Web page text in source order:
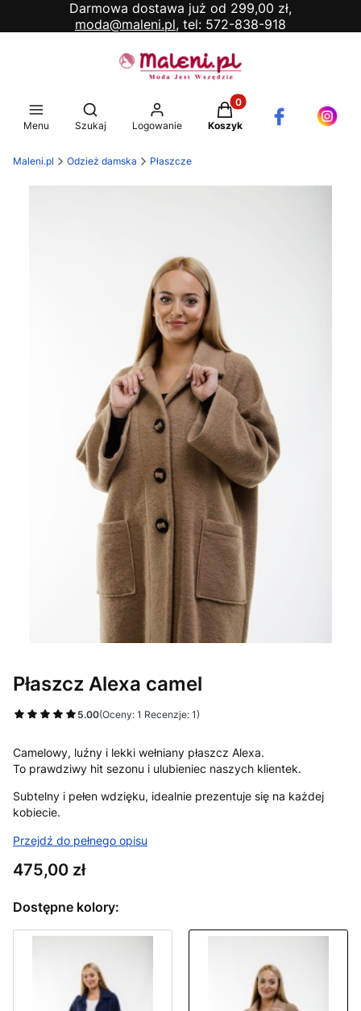
Darmowa dostawa już od 299,00 zł,
moda@maleni.pl, tel: 572-838-918
Menu
Otwórz wyszukiwarkę
Szukaj Logowanie
Produkty w koszyku: 0.
Koszyk
Maleni.pl Odzież damska Płaszcze
Płaszcz Alexa camel
5.00(Oceny: 1 Recenzje: 1)
Camelowy, luźny i lekki wełniany płaszcz Alexa.
To prawdziwy hit sezonu i ulubieniec naszych klientek.
Subtelny i pełen wdzięku, idealnie prezentuje się na każdej
kobiecie.
Przejdź do pełnego opisu
Cena
475,00 zł
Dostępne kolory: